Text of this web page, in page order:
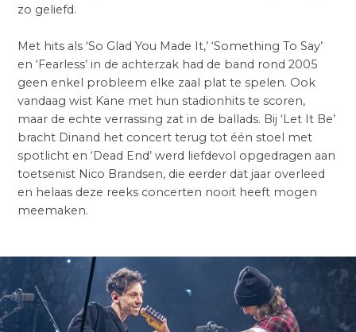
zo geliefd.
Met hits als ‘So Glad You Made It,’ ‘Something To Say’
en ‘Fearless’ in de achterzak had de band rond 2005
geen enkel probleem elke zaal plat te spelen. Ook
vandaag wist Kane met hun stadionhits te scoren,
maar de echte verrassing zat in de ballads. Bij ‘Let It Be’
bracht Dinand het concert terug tot één stoel met
spotlicht en ‘Dead End’ werd liefdevol opgedragen aan
toetsenist Nico Brandsen, die eerder dat jaar overleed
en helaas deze reeks concerten nooit heeft mogen
meemaken.